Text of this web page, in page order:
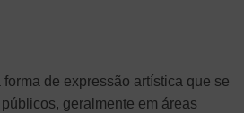
de expressão artística que se
geralmente em áreas